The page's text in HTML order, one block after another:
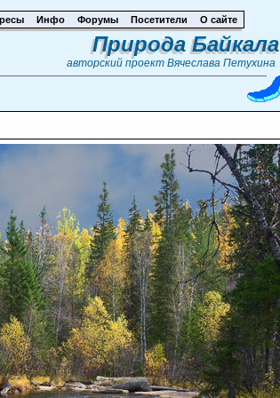
Инфо Форумы Посетители О сайте
Природа Байкала
авторский проект Вячеслава Петухина